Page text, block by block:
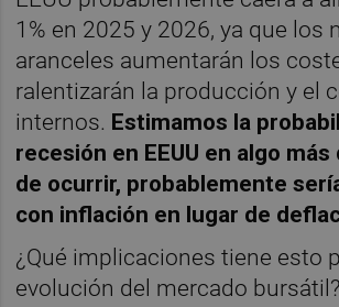
1% en 2025 y 2026, ya que los
aranceles aumentarán los
ralentizarán la producción y el
internos. Estimamos la
recesión en EEUU en algo más
de ocurrir, probablemente
con inflación en lugar de
¿Qué implicaciones tiene esto
evolución del mercado